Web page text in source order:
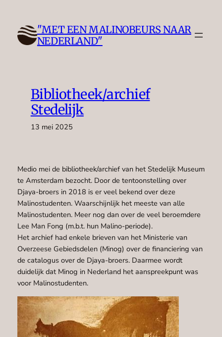
inhoud
"MET EEN MALINOBEURS NAAR
NEDERLAND"
Bibliotheek/archief
Stedelijk
13 mei 2025
Medio mei de bibliotheek/archief van het Stedelijk Museum
te Amsterdam bezocht. Door de tentoonstelling over
Djaya-broers in 2018 is er veel bekend over deze
Malinostudenten. Waarschijnlijk het meeste van alle
Malinostudenten. Meer nog dan over de veel beroemdere
Lee Man Fong (m.b.t. hun Malino-periode).
Het archief had enkele brieven van het Ministerie van
Overzeese Gebiedsdelen (Minog) over de financiering van
de catalogus over de Djaya-broers. Daarmee wordt
duidelijk dat Minog in Nederland het aanspreekpunt was
voor Malinostudenten.